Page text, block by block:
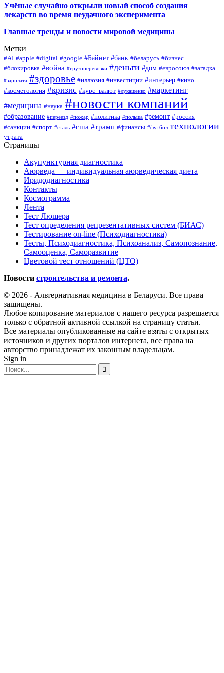
Учёные случайно открыли новый способ создания
лекарств во время неудачного эксперимента
Главные тренды и новости мировой медицины
Метки
#AI #apple #digital #google #Байнет #банк #беларусь #бизнес
#блокировка #война #грузоперевозки #деньги #дом #евросоюз #загадка
#зарплата #здоровье #иллюзия #инвестиции #интерьер #кино
#косметология #кризис #курс_валют #лукашенко #маркетинг
#медицина #наука #новости компаний
#образование #переезд #пожар #политика #польша #ремонт #россия
#санкции #спорт #сталь #сша #трамп #финансы #футбол технологии
утрата
Страницы
Акупунктурная диагностика
Аюрведа — индивидуальная аюрведическая диета
Иридодиагностика
Контакты
Космограмма
Лента
Тест Люшера
Тест определения репрезентативных систем (БИАС)
Тестирование on-line (Психодиагностика)
Тесты, Психодиагностика, Психоанализ, Самопознание,
Самооценка, Саморазвитие
Цветовой тест отношений (ЦТО)
Новости строительства и ремонта.
© 2026 - Альтернативная медицина в Беларуси. Все права
защищены.
Любое копирование материалов с нашего ресурса разрешается
только с обратной активной ссылкой на страницу статьи.
Все материалы опубликованные на сайте взяты с открытых
источников и других порталов интернета, все права на
авторство принадлежат их законным владельцам.
Sign in